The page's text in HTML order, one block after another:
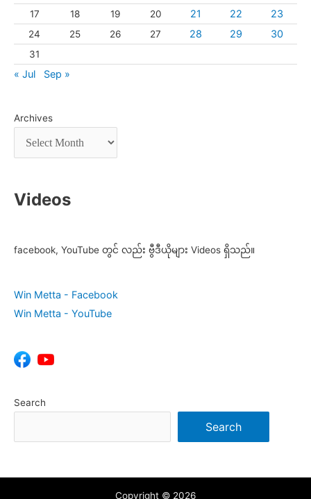
17 18 19 20 21 22 23
24 25 26 27 28 29 30
31
« Jul Sep »
Archives
Videos
facebook, YouTube တွင် လည်း ဗွီဒီယိုများ Videos ရှိသည်။
Win Metta - Facebook
Win Metta - YouTube
Search
Search
Copyright © 2026